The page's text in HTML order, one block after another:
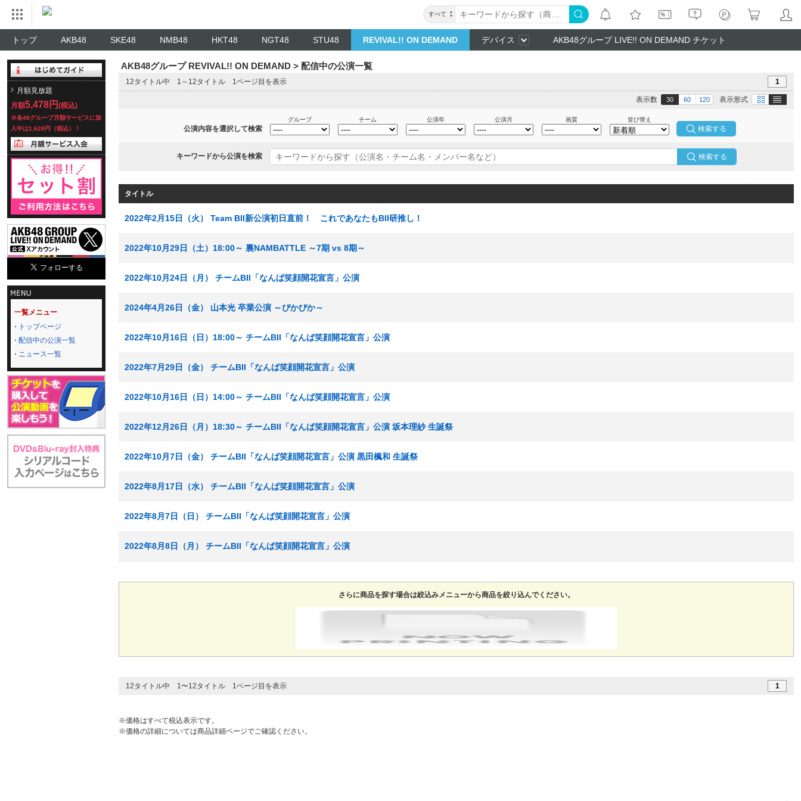
すべて
トップ AKB48 SKE48 NMB48 HKT48 NGT48 STU48 REVIVAL!! ON DEMAND デバイス AKB48グループ LIVE!! ON DEMAND チケット
月額見放題
月額5,478円 (税込)
※各48グループ月額サービスに加
入中は1,628円（税込）！
一覧メニュー
トップページ
配信中の公演一覧
ニュース一覧
AKB48グループ REVIVAL!! ON DEMAND > 配信中の公演一覧
12タイトル中 1～12タイトル 1ページ目を表示 1
表示形式 画像
表示数 30 60 120
公演内容を選択して検索
グループ チーム 公演年 公演月 画質 並び替え
キーワードから公演を検索 検索する
タイトル
2022年2月15日（火） Team BII新公演初日直前！ これであなたもBII研推し！
2022年10月29日（土）18:00～ 裏NAMBATTLE ～7期 vs 8期～
2022年10月24日（月） チームBII「なんば笑顔開花宣言」公演
2024年4月26日（金） 山本光 卒業公演 ～ぴかぴか～
2022年10月16日（日）18:00～ チームBII「なんば笑顔開花宣言」公演
2022年7月29日（金） チームBII「なんば笑顔開花宣言」公演
2022年10月16日（日）14:00～ チームBII「なんば笑顔開花宣言」公演
2022年12月26日（月）18:30～ チームBII「なんば笑顔開花宣言」公演 坂本理紗 生誕祭
2022年10月7日（金） チームBII「なんば笑顔開花宣言」公演 黒田楓和 生誕祭
2022年8月17日（水） チームBII「なんば笑顔開花宣言」公演
2022年8月7日（日） チームBII「なんば笑顔開花宣言」公演
2022年8月8日（月） チームBII「なんば笑顔開花宣言」公演
さらに商品を探す場合は絞込みメニューから商品を絞り込んでください。
12タイトル中 1〜12タイトル 1ページ目を表示 1
※価格はすべて税込表示です。
※価格の詳細については商品詳細ページでご確認ください。